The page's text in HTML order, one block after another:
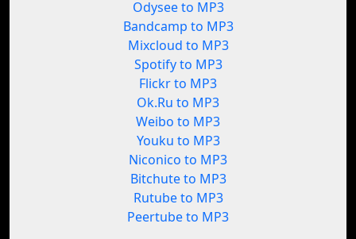
Odysee to MP3
Bandcamp to MP3
Mixcloud to MP3
Spotify to MP3
Flickr to MP3
Ok.Ru to MP3
Weibo to MP3
Youku to MP3
Niconico to MP3
Bitchute to MP3
Rutube to MP3
Peertube to MP3